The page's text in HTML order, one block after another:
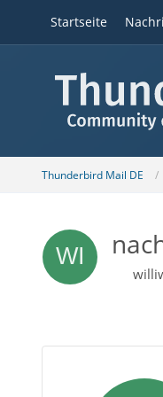
Startseite
Thunderbird Mail DE